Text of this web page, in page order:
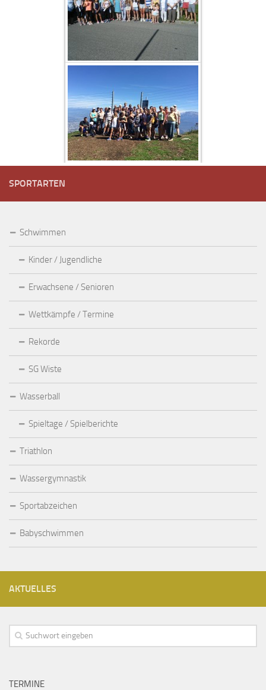
SPORTARTEN
Schwimmen
Kinder / Jugendliche
Erwachsene / Senioren
Wettkämpfe / Termine
Rekorde
SG Wiste
Wasserball
Spieltage / Spielberichte
Triathlon
Wassergymnastik
Sportabzeichen
Babyschwimmen
AKTUELLES
TERMINE